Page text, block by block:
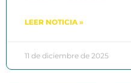
LEER NOTICIA »
11 de diciembre de 2025